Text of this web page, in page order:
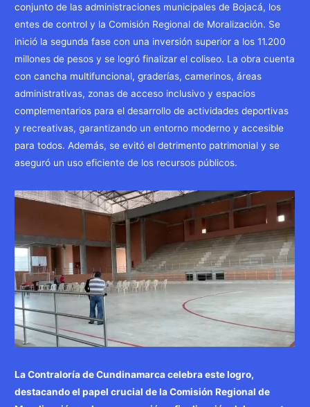
conjunto de las administraciones municipales de Bojacá, los
entes de control y la Comisión Regional de Moralización. Se
inició la segunda fase con una inversión superior a los 11.200
millones de pesos y se logró finalizar el coliseo. La obra cuenta
con cancha multifuncional, graderías, camerinos, áreas
administrativas, zonas de acceso inclusivo y espacios
complementarios para el desarrollo de actividades deportivas
y recreativas, garantizando un entorno moderno y accesible
para todos. Además, se evitó el detrimento patrimonial y se
aseguró un uso eficiente de los recursos públicos.
La Contraloría de Cundinamarca celebra este logro,
destacando el papel crucial de la Comisión Regional de